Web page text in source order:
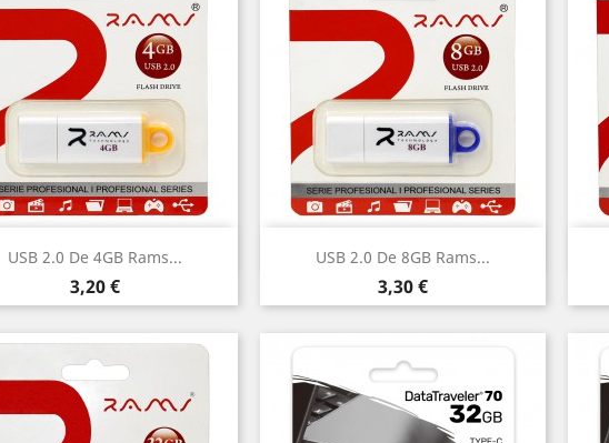
USB 2.0 De 4GB Rams...
Precio
3,20 €
 Vista rápida USB 2.0 De 8GB Rams...
Precio
3,30 €
 Vista rápida